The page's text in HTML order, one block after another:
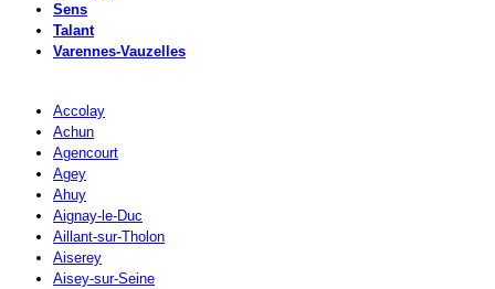
Sens
Talant
Varennes-Vauzelles
Accolay
Achun
Agencourt
Agey
Ahuy
Aignay-le-Duc
Aillant-sur-Tholon
Aiserey
Aisey-sur-Seine